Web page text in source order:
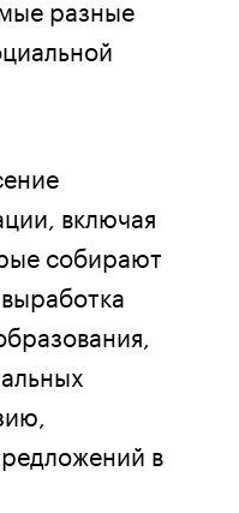
разные
включая
собирают
в